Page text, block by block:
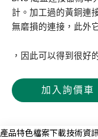
計。加工過的黃銅連
無磨損的連接，此外
，因此可以得到很好
加入詢價車
產品特色檔案下載技術資